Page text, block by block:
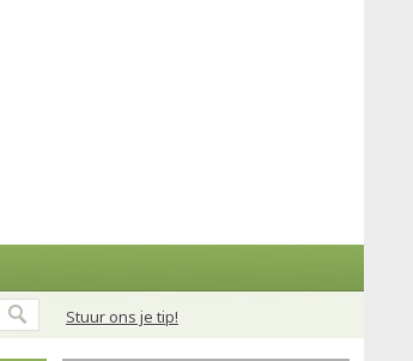
Stuur ons je tip!